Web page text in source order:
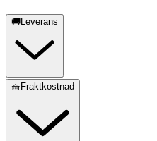
🚚Leverans
🧺Fraktkostnad